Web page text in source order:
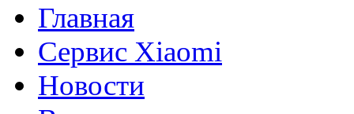
Главная
Сервис Xiaomi
Новости